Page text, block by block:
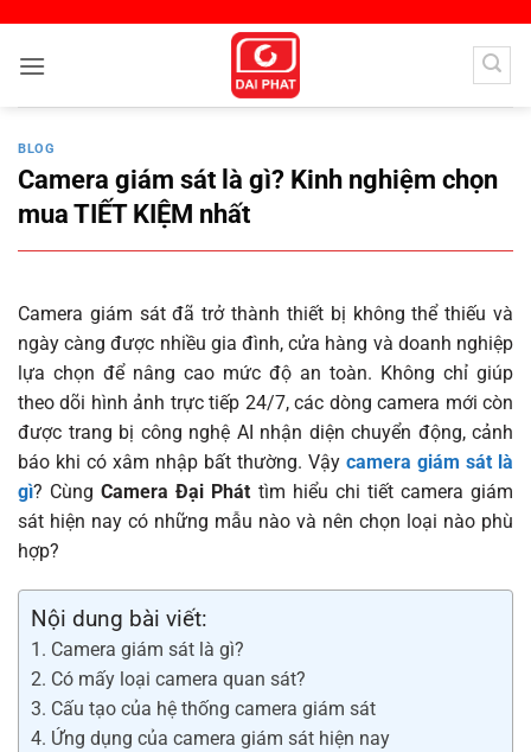
nội
dung
BLOG
Camera giám sát là gì? Kinh nghiệm chọn
mua TIẾT KIỆM nhất
Camera giám sát đã trở thành thiết bị không thể thiếu và
ngày càng được nhiều gia đình, cửa hàng và doanh nghiệp
lựa chọn để nâng cao mức độ an toàn. Không chỉ giúp
theo dõi hình ảnh trực tiếp 24/7, các dòng camera mới còn
được trang bị công nghệ AI nhận diện chuyển động, cảnh
báo khi có xâm nhập bất thường. Vậy camera giám sát là
gì? CùngCamera Đại Phát tìm hiểu chi tiết camera giám
sát hiện nay có những mẫu nào và nên chọn loại nào phù
hợp?
Nội dung bài viết:
1. Camera giám sát là gì?
2. Có mấy loại camera quan sát?
3. Cấu tạo của hệ thống camera giám sát
4. Ứng dụng của camera giám sát hiện nay